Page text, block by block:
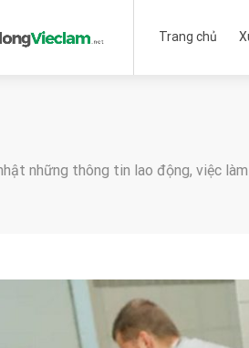
Trang chủ
những thông tin lao động, việc